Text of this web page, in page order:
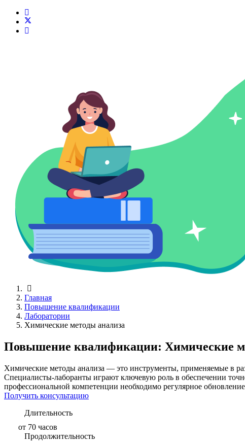
Главная
Повышение квалификации
Лаборатории
Химические методы анализа
Повышение квалификации: Химические
Химические методы анализа — это инструменты, применяемые в
Специалисты-лаборанты играют ключевую роль в обеспечении
профессиональной компетенции необходимо регулярное
Получить консультацию
Длительность
от 70 часов
Продолжительность